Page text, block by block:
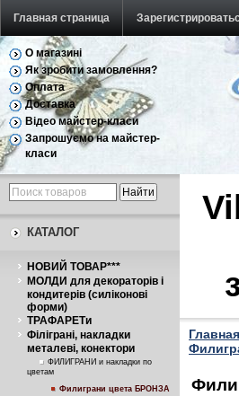
Главная страница
Обратная связь
О магазині
Як зробити замовлення?
Оплата
Доставка
Відео майстер-класи
Запрошуємо на майстер-
класи
КАТАЛОГ
НОВИЙ ТОВАР***
МОЛДИ для декораторів і
кондитерів (силіконові
форми)
ТРАФАРЕТи
Філіграні, накладки
металеві, конектори
ФИЛИГРАНИ и накладки по
цветам
Филиграни цвета БРОНЗА
Главная